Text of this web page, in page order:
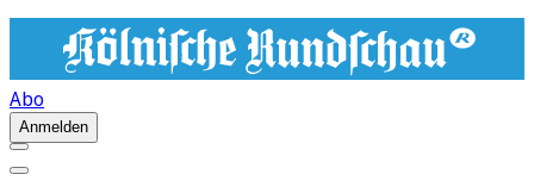
Abo
Anmelden